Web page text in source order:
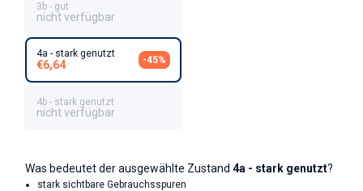
3b - gut
nicht verfügbar
4a - stark genutzt
€6,64 -45%
4b - stark genutzt
nicht verfügbar
Was bedeutet der ausgewählte Zustand 4a - stark genutzt?
stark sichtbare Gebrauchsspuren